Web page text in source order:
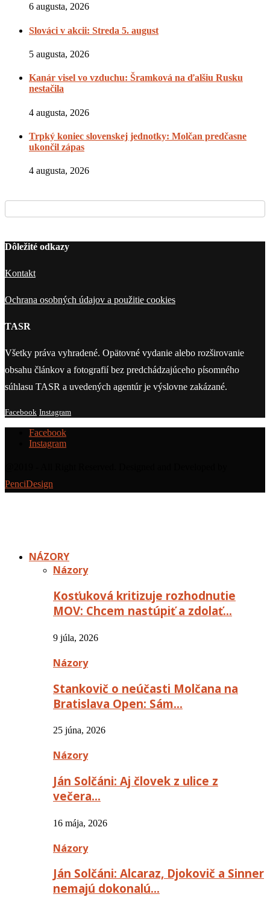
6 augusta, 2026
Slováci v akcii: Streda 5. august
5 augusta, 2026
Kanár visel vo vzduchu: Šramková na ďalšiu Rusku
nestačila
4 augusta, 2026
Trpký koniec slovenskej jednotky: Molčan predčasne
ukončil zápas
4 augusta, 2026
Dôležité odkazy
Kontakt
Ochrana osobných údajov a použitie cookies
TASR
Všetky práva vyhradené. Opätovné vydanie alebo rozširovanie
obsahu článkov a fotografií bez predchádzajúceho písomného
súhlasu TASR a uvedených agentúr je výslovne zakázané.
Facebook Instagram
Facebook
Instagram
PenciDesign
NÁZORY
Názory
Kosťuková kritizuje rozhodnutie
MOV: Chcem nastúpiť a zdolať…
9 júla, 2026
Názory
Stankovič o neúčasti Molčana na
Bratislava Open: Sám…
25 júna, 2026
Názory
Ján Solčáni: Aj človek z ulice z
večera…
16 mája, 2026
Názory
Ján Solčáni: Alcaraz, Djokovič a Sinner
nemajú dokonalú…